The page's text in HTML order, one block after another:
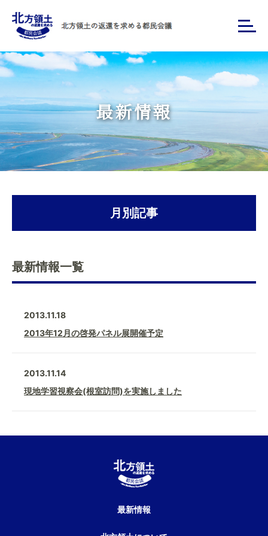
最新情報
最新情報一覧
2013.11.18
2013年12月の啓発パネル展開催予定
2013.11.14
現地学習視察会(根室訪問)を実施しました
月別記事
最新情報